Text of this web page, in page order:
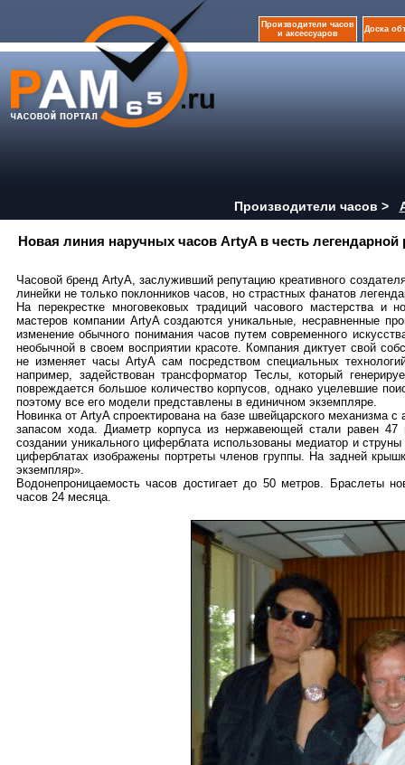
Производители часов
и аксессуаров
Доска
Производители часов >
Новая линия наручных часов ArtyA в честь легендарной
Часовой бренд ArtyA, заслуживший репутацию креативного
линейки не только поклонников часов, но страстных фанатов
На перекрестке многовековых традиций часового мастерства и
мастеров компании ArtyA создаются уникальные, несравненные
изменение обычного понимания часов путем современного
необычной в своем восприятии красоте. Компания диктует свой
не изменяет часы ArtyA сам посредством специальных
например, задействован трансформатор Теслы, который
повреждается большое количество корпусов, однако уцелевшие
поэтому все его модели представлены в единичном экземпляре.
Новинка от ArtyA спроектирована на базе швейцарского механизма
запасом хода. Диаметр корпуса из нержавеющей стали равен
создании уникального циферблата использованы медиатор и
циферблатах изображены портреты членов группы. На задней
экземпляр».
Водонепроницаемость часов достигает до 50 метров. Браслеты
часов 24 месяца.